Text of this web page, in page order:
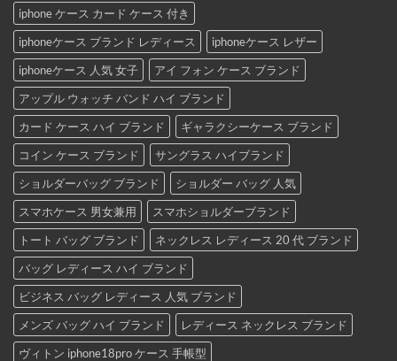
iphone ケース カード ケース 付き
iphoneケース ブランド レディース
iphoneケース レザー
iphoneケース 人気 女子
アイ フォン ケース ブランド
アップル ウォッチ バンド ハイ ブランド
カード ケース ハイ ブランド
ギャラクシーケース ブランド
コイン ケース ブランド
サングラス ハイブランド
ショルダーバッグ ブランド
ショルダー バッグ 人気
スマホケース 男女兼用
スマホショルダーブランド
トート バッグ ブランド
ネックレス レディース 20 代 ブランド
バッグ レディース ハイ ブランド
ビジネス バッグ レディース 人気 ブランド
メンズ バッグ ハイ ブランド
レディース ネックレス ブランド
ヴィトン iphone18pro ケース 手帳型